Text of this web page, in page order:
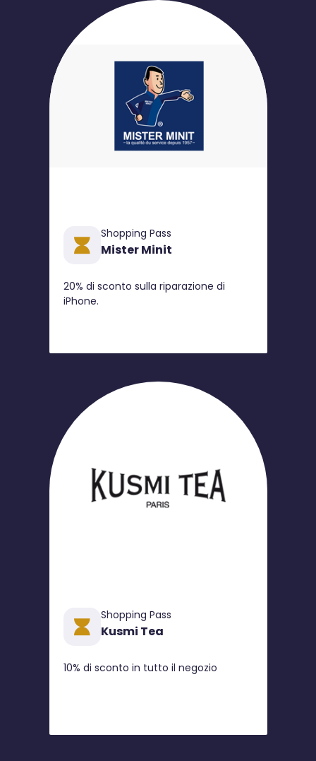
Shopping Pass
Mister Minit
20% di sconto sulla riparazione di
iPhone.
Shopping Pass
Kusmi Tea
10% di sconto in tutto il negozio